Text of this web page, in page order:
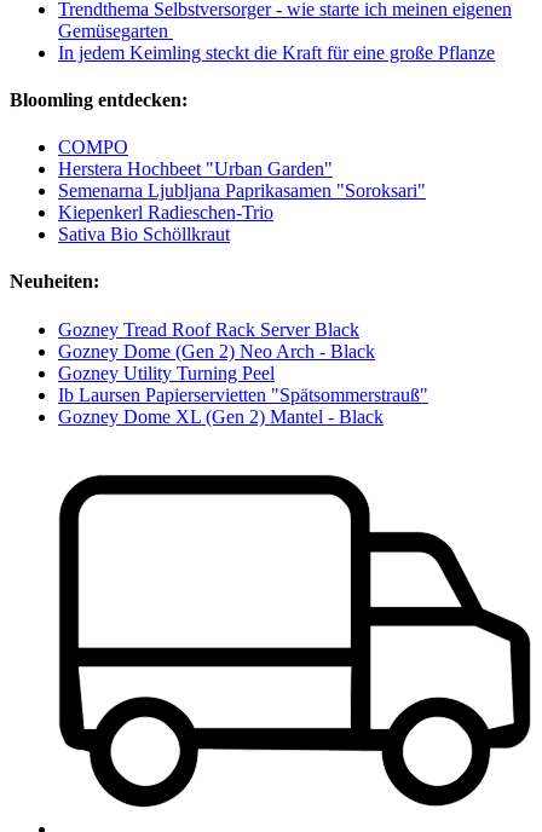
Trendthema Selbstversorger - wie starte ich meinen eigenen
Gemüsegarten
In jedem Keimling steckt die Kraft für eine große Pflanze
Bloomling entdecken:
COMPO
Herstera Hochbeet "Urban Garden"
Semenarna Ljubljana Paprikasamen "Soroksari"
Kiepenkerl Radieschen-Trio
Sativa Bio Schöllkraut
Neuheiten:
Gozney Tread Roof Rack Server Black
Gozney Dome (Gen 2) Neo Arch - Black
Gozney Utility Turning Peel
Ib Laursen Papierservietten "Spätsommerstrauß"
Gozney Dome XL (Gen 2) Mantel - Black